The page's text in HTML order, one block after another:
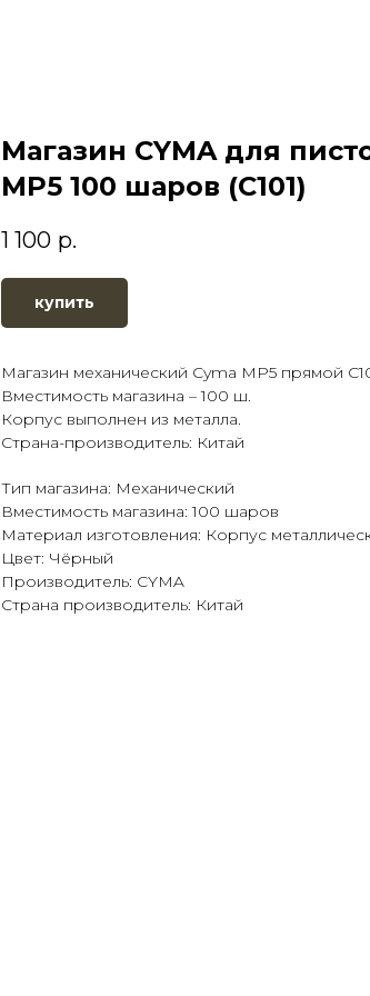
Магазин CYMA для
MP5 100 шаров (C101)
1 100 р.
купить
Магазин механический Cyma MP5 прямой
Вместимость магазина – 100 ш.
Корпус выполнен из металла.
Страна-производитель: Китай
Тип магазина: Механический
Вместимость магазина: 100 шаров
Материал изготовления: Корпус
Цвет: Чёрный
Производитель: CYMA
Страна производитель: Китай